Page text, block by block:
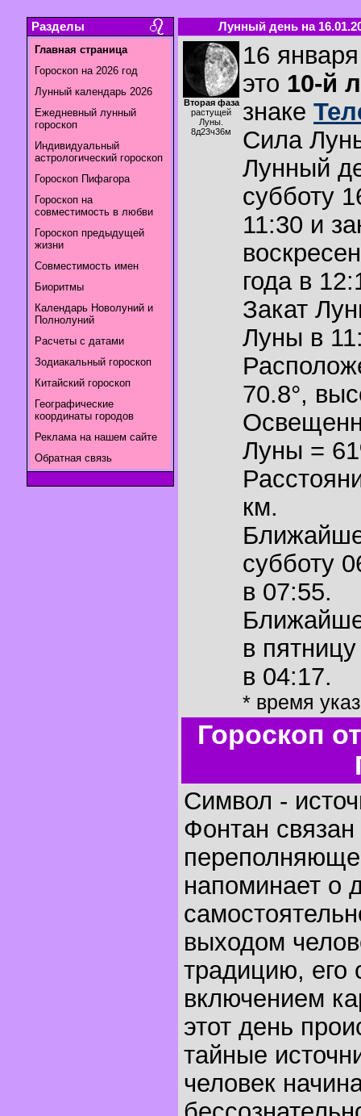
Разделы
Главная страница
Гороскоп на 2026 год
Лунный календарь 2026
Ежедневный лунный
гороскоп
Индивидуальный
астрологический гороскоп
Гороскоп Пифагора
Гороскоп на
совместимость в любви
Гороскоп предыдущей
жизни
Совместимость имен
Биоритмы
Календарь Новолуний и
Полнолуний
Расчеты с датами
Зодиакальный гороскоп
Китайский гороскоп
Географические
координаты городов
Реклама на нашем сайте
Обратная связь
Лунный день на
Вторая фаза
растущей
Луны.
8д23ч36м
16
это 10-й
знаке
Сила
Лунный
субботу
11:30 и
года в
Закат
Луны в
70.8°,
Луны =
км.
субботу
в 07:55.
в
в 04:17.
* время
Гороскоп
Символ -
Фонтан
напоминает о
выходом
традицию, его
включением
этот день
тайные
человек